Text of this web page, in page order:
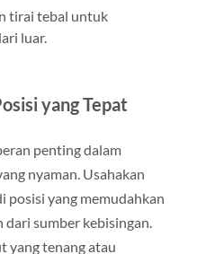
tirai tebal untuk
luar.
yang Tepat
penting dalam
nyaman. Usahakan
posisi yang memudahkan
sumber kebisingan.
yang tenang atau